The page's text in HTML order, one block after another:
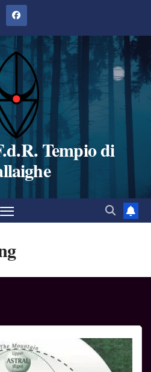
Tempio di